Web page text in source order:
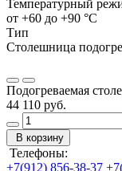
Температурный
от +60 до +90 °С
Тип
Столешница
Подогреваемая
44 110 руб.
В корзину
Телефоны:
+7(912) 856-38-37